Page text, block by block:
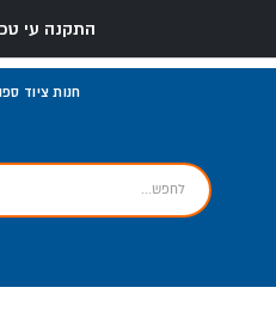
התקנה עי
חנות ציוד